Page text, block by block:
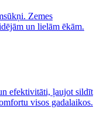
Zemes
un lielām ēkām.
efektivitāti, ļaujot sildīt
visos gadalaikos.